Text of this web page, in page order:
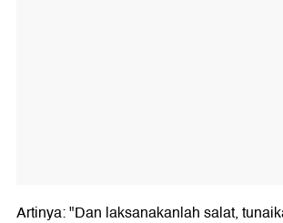
Artinya: "Dan laksanakanlah salat,